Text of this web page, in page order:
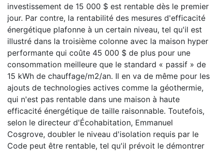
investissement de 15 000 $ est rentable dès le premier
jour. Par contre, la rentabilité des mesures d'efficacité
énergétique plafonne à un certain niveau, tel qu'il est
illustré dans la troisième colonne avec la maison hyper
performante qui coûte 45 000 $ de plus pour une
consommation meilleure que le standard « passif » de
15 kWh de chauffage/m2/an. Il en va de même pour les
ajouts de technologies actives comme la géothermie,
qui n'est pas rentable dans une maison à haute
efficacité énergétique de taille raisonnable. Toutefois,
selon le directeur d'Écohabitation, Emmanuel
Cosgrove, doubler le niveau d'isolation requis par le
Code peut être rentable, tel qu'il prévoit le démontrer